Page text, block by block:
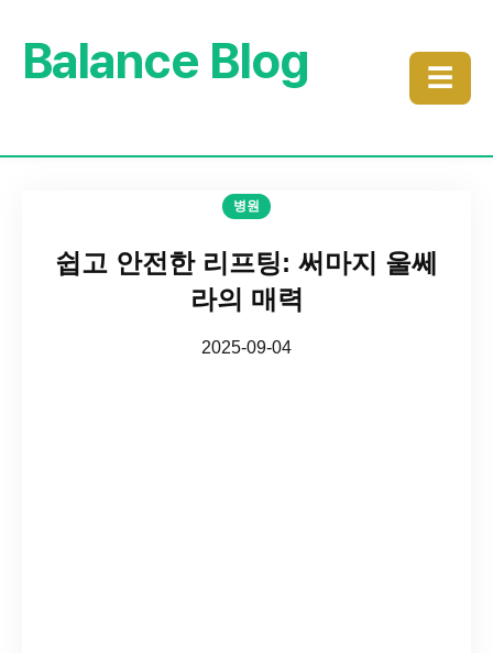
Balance Blog ☰
병원
쉽고 안전한 리프팅: 써마지 울쎄
라의 매력
2025-09-04